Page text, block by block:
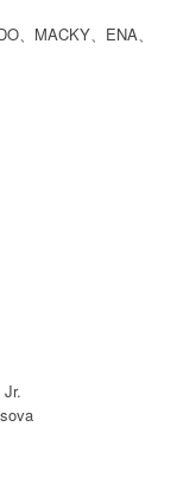
、MACKY、ENA、